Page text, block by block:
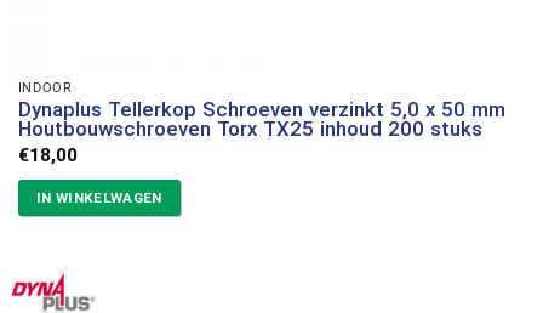
INDOOR
Dynaplus Tellerkop Schroeven verzinkt 5,0 x 50 mm
Houtbouwschroeven Torx TX25 inhoud 200 stuks
€18,00
IN WINKELWAGEN